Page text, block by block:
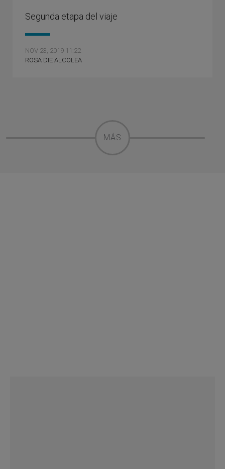
Segunda etapa del viaje
NOV 23, 2019 11:22
ROSA DIE ALCOLEA
MÁS